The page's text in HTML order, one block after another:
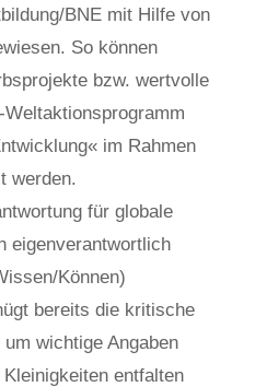
BNE mit Hilfe von
So können
bzw. wertvolle
im Rahmen
werden.
für globale
eigenverantwortlich
Können)
bereits die kritische
wichtige Angaben
entfalten